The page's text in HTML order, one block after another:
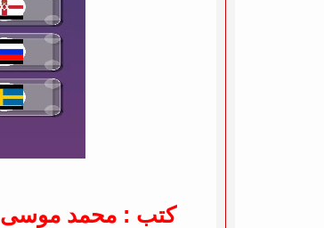
كتب : محمد موسى